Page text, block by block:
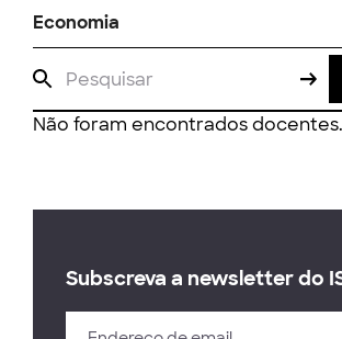
Economia
Não foram encontrados docentes.
Subscreva a newsletter do